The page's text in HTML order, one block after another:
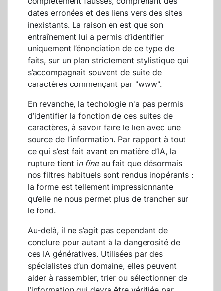
dates erronées et des liens vers des sites
inexistants. La raison en est que son
entraînement lui a permis d’identifier
uniquement l’énonciation de ce type de
faits, sur un plan strictement stylistique qui
s’accompagnait souvent de suite de
caractères commençant par "www".
En revanche, la techologie n'a pas permis
d’identifier la fonction de ces suites de
caractères, à savoir faire le lien avec une
source de l’information. Par rapport à tout
ce qui s’est fait avant en matière d’IA, la
rupture tient in fineau fait que désormais
nos filtres habituels sont rendus inopérants :
la forme est tellement impressionnante
qu’elle ne nous permet plus de trancher sur
le fond.
Au-delà, il ne s’agit pas cependant de
conclure pour autant à la dangerosité de
ces IA génératives. Utilisées par des
spécialistes d’un domaine, elles peuvent
aider à rassembler, trier ou sélectionner de